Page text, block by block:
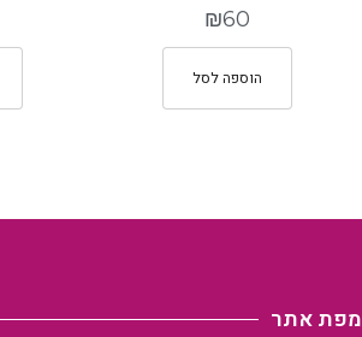
₪60
הוספה לסל
מפת אתר